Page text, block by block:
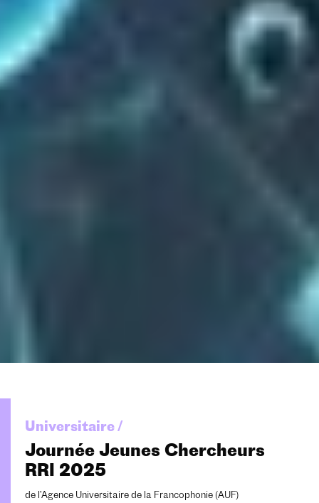
Universitaire /
Journée Jeunes Chercheurs
RRI 2025
de l’Agence Universitaire de la Francophonie (AUF)